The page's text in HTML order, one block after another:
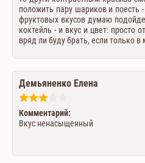
положить пару шариков и поесть
фруктовых вкусов думаю
коктейль - и вкус и цвет: просто
вряд ли буду брать, если только
Демьяненко Елена
Комментарий:
Вкус ненасыщенный